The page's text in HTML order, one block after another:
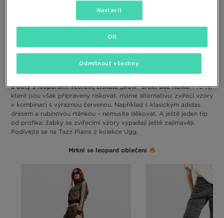
vládla ve starých filmech a přehnaném glamour stylu 80. let.
Nadšenci mohou studovat zoologii a naučit se rozlišovat geparda
adidas SL OG, můžete nosit dvěma způsoby. První způsob by vám
poradily módní příručky typu „Šatník ženy s elegancí“: jde o
hnědá, béžová a zlomená bílá. Je na tom něco pravdy:
obléknete khaki kalhoty, minimalistický svetr s kulatým výstřihem
a boty s leopardím vzorem, získáte „wow“ efekt bez rizika. Pro ty,
které jsou však připraveny riskovat, máme alternativu: zvířecí vzory
v kombinaci s výraznou červenou. Například s klasickým adidas
dresem a rubínovou rtěnkou – nemusíte děkovat. A ještě jeden tip
od profíka: žabky se zvířecími vzory vypadají ještě zajímavěji.
Podívejte se na Tazz Plains z kolekce Ugg.
Mrkni se leopard oblečení
Nastavit
Odmítnout všechny
OK